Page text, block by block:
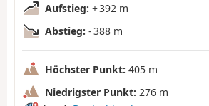
Aufstieg: + 392 m
Abstieg: - 388 m
Höchster Punkt: 405 m
Niedrigster Punkt: 276 m